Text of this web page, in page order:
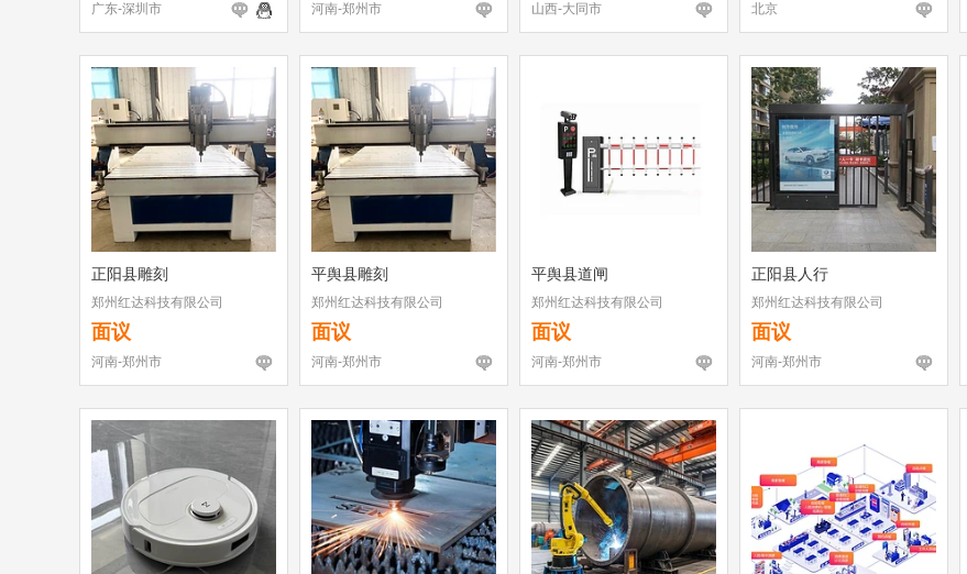
广东-深圳市 河南-郑州市
山西-大同市
北京
正阳县雕刻
郑州红达科技有限公司
面议
河南-郑州市
平舆县雕刻
郑州红达科技有限公司
面议
河南-郑州市
平舆县道闸
郑州红达科技有限公司
面议
河南-郑州市
正阳县人行
郑州红达科技有限公司
面议
河南-郑州市